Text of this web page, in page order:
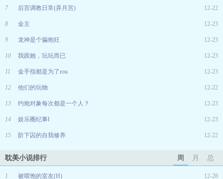
7 后宫调教日常(弄月宫) 12-22
8 金主 12-23
9 龙神是个骗炮狂 12-23
10 我跟她，玩玩而已 12-23
11 金手指都是为了rou 12-23
12 他们的玩物 12-22
13 约炮对象每次都是一个人？ 12-23
14 娱乐圈纪事Ⅰ 12-23
15 阶下囚的自我修养 12-22
耽美小说排行 周 月 总
1 被喂饱的室友(H) 12-28